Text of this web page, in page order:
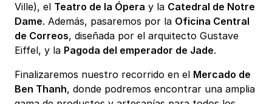
Ville), el Teatro de la Ópera y la Catedral de Notre
Dame. Además, pasaremos por la Oficina Central
de Correos, diseñada por el arquitecto Gustave
Eiffel, y la Pagoda del emperador de Jade.
Finalizaremos nuestro recorrido en el Mercado de
Ben Thanh, donde podremos encontrar una amplia